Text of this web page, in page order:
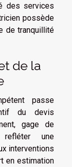
des services
possède
de tranquillité
de la
passe
du devis
gage de
refléter une
interventions
en estimation